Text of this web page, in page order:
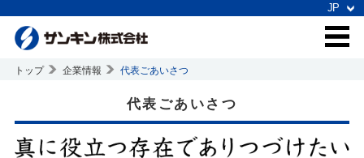
トップ 企業情報 代表ごあいさつ
代表ごあいさつ